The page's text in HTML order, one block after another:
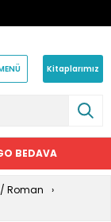
Kitaplarımız
BEDAVA
Roman